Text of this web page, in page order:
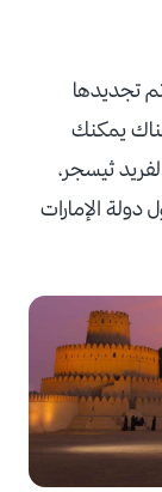
تجديدها
يمكنك
ثيسجر،
دولة الإمارات